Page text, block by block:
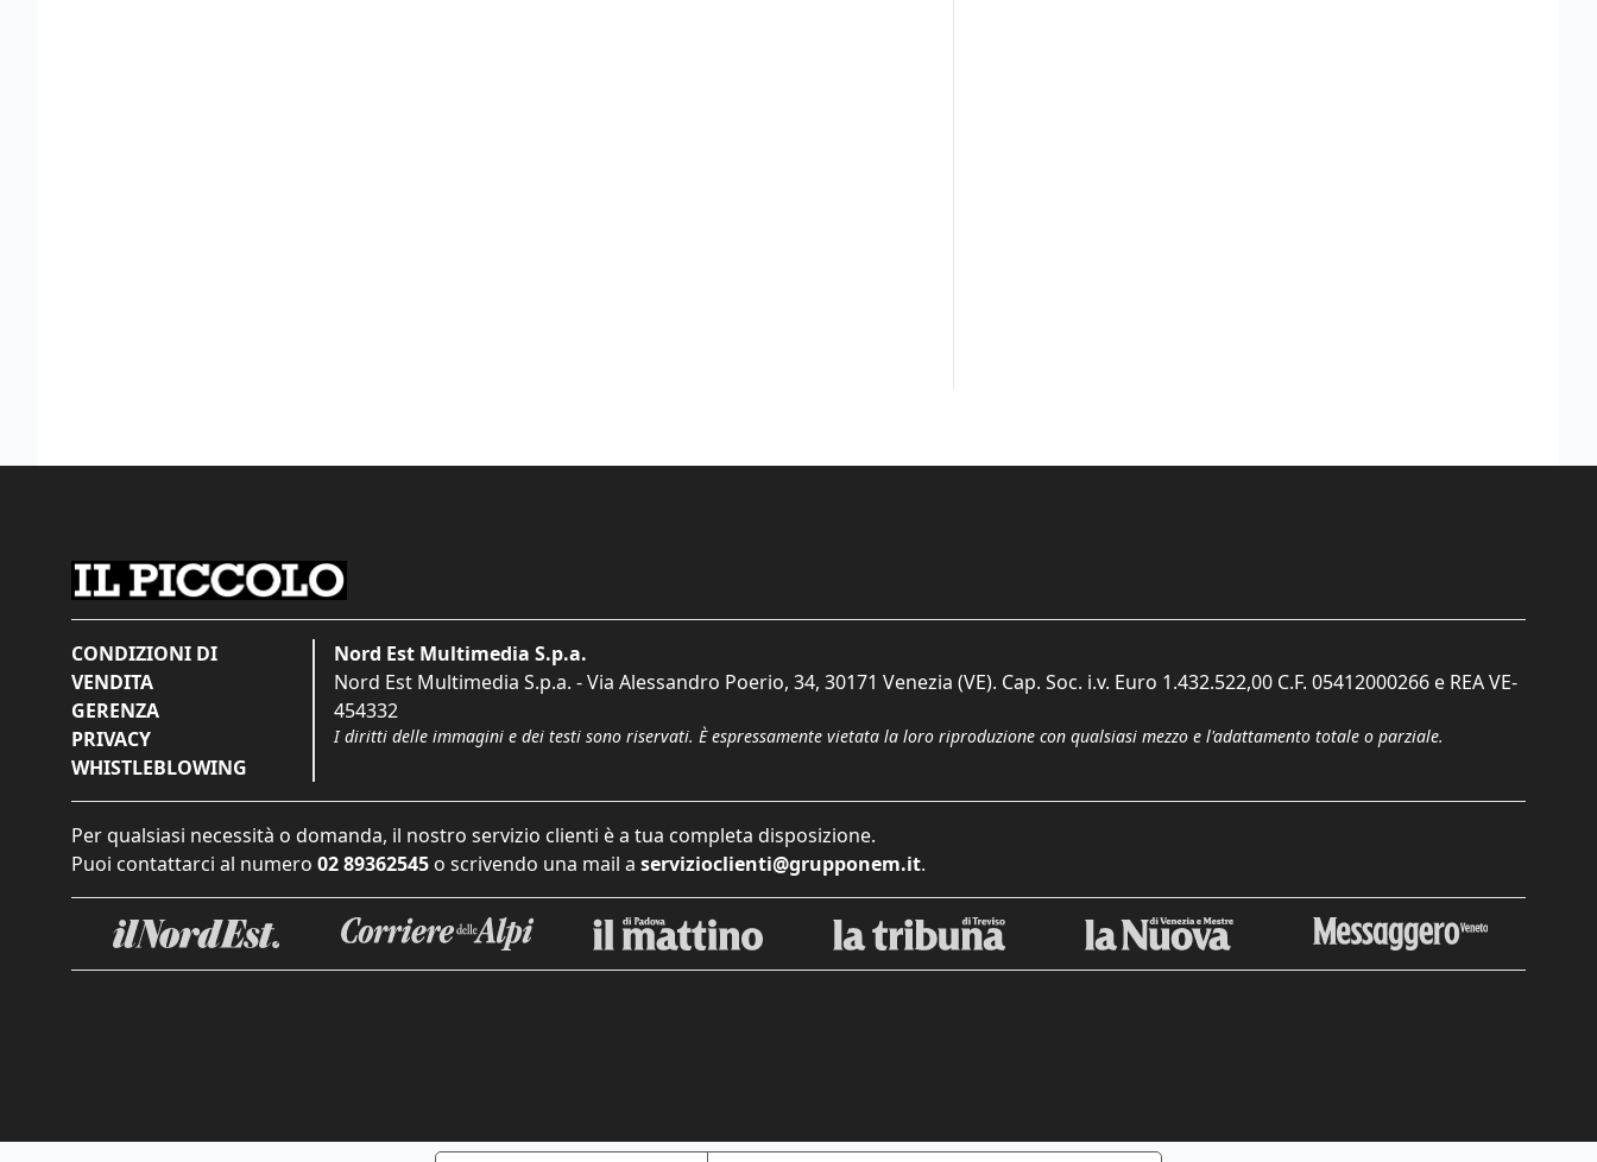
CONDIZIONI DI
VENDITA
GERENZA
PRIVACY
WHISTLEBLOWING
Nord Est Multimedia S.p.a.
Nord Est Multimedia S.p.a. - Via Alessandro Poerio, 34, 30171 Venezia (VE). Cap. Soc. i.v. Euro 1.432.522,00 C.F. 05412000266 e REA VE-
454332
I diritti delle immagini e dei testi sono riservati. È espressamente vietata la loro riproduzione con qualsiasi mezzo e l'adattamento totale o parziale.
Per qualsiasi necessità o domanda, il nostro servizio clienti è a tua completa disposizione.
Puoi contattarci al numero 02 89362545 o scrivendo una mail a servizioclienti@grupponem.it.